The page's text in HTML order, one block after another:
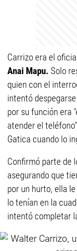
Carrizo era el
Anai Mapu. Solo
quien con el
intentó
por su función era
atender el
Gatica cuando lo
Confirmó parte de
asegurando que
por un hurto, ella
lo tenían en la
intentó completar